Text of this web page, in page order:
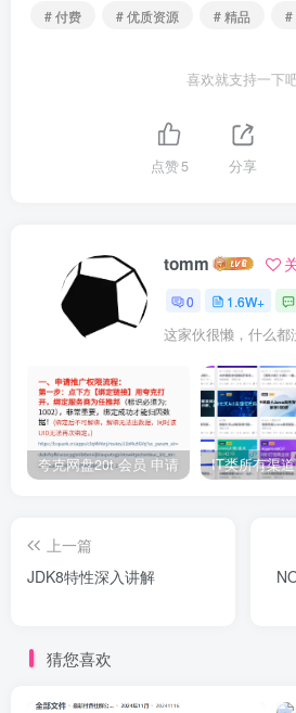
| ├──第02节：一般处理程序的应用
| | └──3.基于NPOI导出数据到
| ├──第03节：无刷新登录、JSON数据格
| | ├──2.编写前端jQuery异步提交登
| | ├──3.JSON简介.mp4 79.43M
| | ├──4.在Handler中将集合对象序列
| | ├──2.表单验证框架的使用说明
| | ├──3.表单验证的核心使用（1）
| | ├──4.表单验证的核心使用（2）
| | └──5.表单Ajax方式提交.mp4
| ├──第05节：无刷新添加实体对象和动态
| | ├──1.无刷新添加学员对象和填充
| | └──2.jQuery实现下拉框动态填充
| ├──第06节：动态无刷新删除和图片上
| | ├──1.动态无刷新删除.mp4
| | └──2.动态无刷新上传图片的实现
| ├──第07节：分布式开发之
| | ├──其他资料
| | ├──2.简单Web服务的调用方法.mp4
| | ├──4.自定义Web服务并在同一个项
| | └──5.自定义Web服务的IIS部署和
| ├──1-10
# 付费
# 优质资源 # 精品 #
喜欢就支持一下
点赞5 分享
tomm
0 1.6W+
这家伙很懒，什么都
夸克网盘20t 会员 申请
上一篇
JDK8特性深入讲解
猜您喜欢